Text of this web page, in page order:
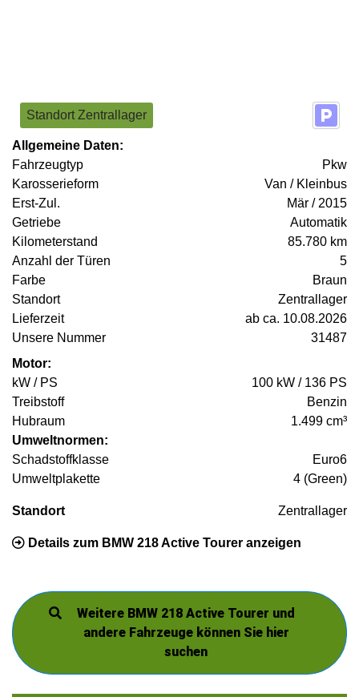
Standort Zentrallager
Allgemeine Daten:
Fahrzeugtyp
Pkw
Karosserieform
Van / Kleinbus
Erst-Zul.
Mär / 2015
Getriebe
Automatik
Kilometerstand
85.780 km
Anzahl der Türen
5
Farbe
Braun
Standort
Zentrallager
Lieferzeit
ab ca. 10.08.2026
Unsere Nummer
31487
Motor:
kW / PS
100 kW / 136 PS
Treibstoff
Benzin
Hubraum
1.499 cm³
Umweltnormen:
Schadstoffklasse
Euro6
Umweltplakette
4 (Green)
Standort Zentrallager
Details zum BMW 218 Active Tourer anzeigen
Weitere BMW 218 Active Tourer und
andere Fahrzeuge können Sie hier
suchen